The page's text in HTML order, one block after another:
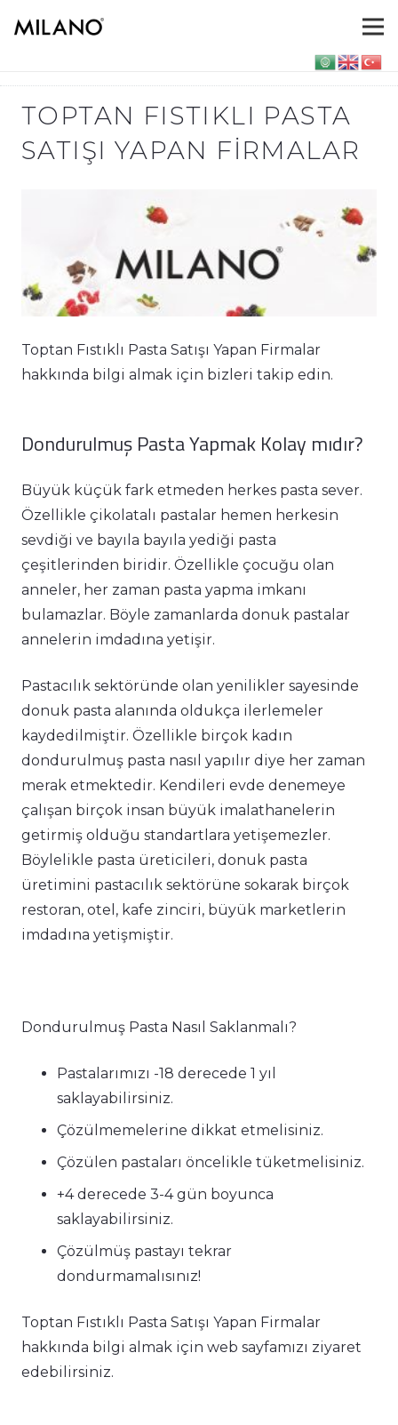
TOPTAN FISTIKLI PASTA
SATIŞI YAPAN FIRMALAR
Toptan Fıstıklı Pasta Satışı Yapan Firmalar
hakkında bilgi almak için bizleri takip edin.
Dondurulmuş Pasta Yapmak Kolay mıdır?
Büyük küçük fark etmeden herkes pasta sever.
Özellikle çikolatalı pastalar hemen herkesin
sevdiği ve bayıla bayıla yediği pasta
çeşitlerinden biridir. Özellikle çocuğu olan
anneler, her zaman pasta yapma imkanı
bulamazlar. Böyle zamanlarda donuk pastalar
annelerin imdadına yetişir.
Pastacılık sektöründe olan yenilikler sayesinde
donuk pasta alanında oldukça ilerlemeler
kaydedilmiştir. Özellikle birçok kadın
dondurulmuş pasta nasıl yapılır diye her zaman
merak etmektedir. Kendileri evde denemeye
çalışan birçok insan büyük imalathanelerin
getirmiş olduğu standartlara yetişemezler.
Böylelikle pasta üreticileri, donuk pasta
üretimini pastacılık sektörüne sokarak birçok
restoran, otel, kafe zinciri, büyük marketlerin
imdadına yetişmiştir.
Dondurulmuş Pasta Nasıl Saklanmalı?
Pastalarımızı -18 derecede 1 yıl
saklayabilirsiniz.
Çözülmemelerine dikkat etmelisiniz.
Çözülen pastaları öncelikle tüketmelisiniz.
+4 derecede 3-4 gün boyunca
saklayabilirsiniz.
Çözülmüş pastayı tekrar
dondurmamalısınız!
Toptan Fıstıklı Pasta Satışı Yapan Firmalar
hakkında bilgi almak için web sayfamızı ziyaret
edebilirsiniz.